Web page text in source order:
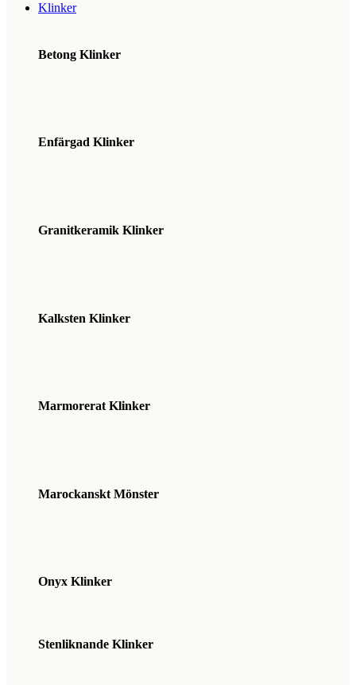
Klinker
Betong Klinker
Enfärgad Klinker
Granitkeramik Klinker
Kalksten Klinker
Marmorerat Klinker
Marockanskt Mönster
Onyx Klinker
Stenliknande Klinker